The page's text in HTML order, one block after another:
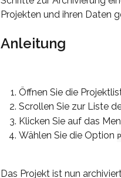
Projekten und ihren Daten
Anleitung
Öffnen Sie die
Scrollen Sie zur Liste
Klicken Sie auf das
Wählen Sie die Option
Das Projekt ist nun